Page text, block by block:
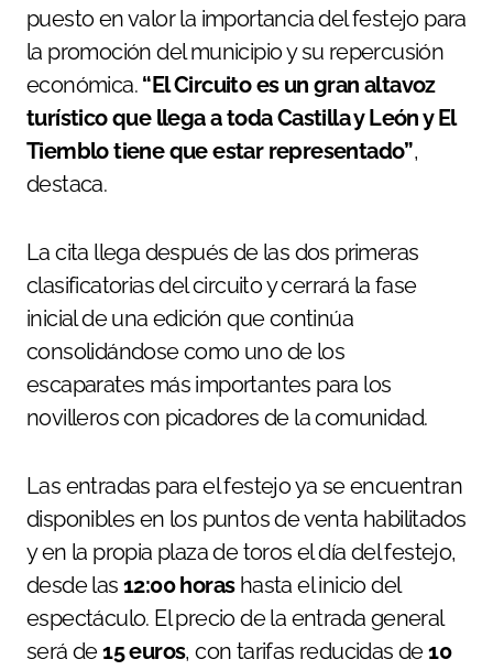
puesto en valor la importancia del festejo para
la promoción del municipio y su repercusión
económica. “El Circuito es un gran altavoz
turístico que llega a toda Castilla y León y El
Tiemblo tiene que estar representado”,
destaca.
La cita llega después de las dos primeras
clasificatorias del circuito y cerrará la fase
inicial de una edición que continúa
consolidándose como uno de los
escaparates más importantes para los
novilleros con picadores de la comunidad.
Las entradas para el festejo ya se encuentran
disponibles en los puntos de venta habilitados
y en la propia plaza de toros el día del festejo,
desde las12:00 horashasta el inicio del
espectáculo. El precio de la entrada general
será de15 euros, con tarifas reducidas de10